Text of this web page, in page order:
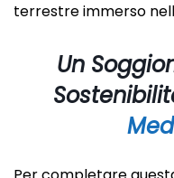
terrestre immerso
Un